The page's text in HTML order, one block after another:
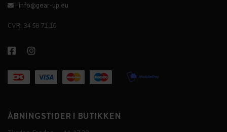
info@gear-up.eu
CVR: 34 58 71 16
ÅBNINGSTIDER I BUTIKKEN